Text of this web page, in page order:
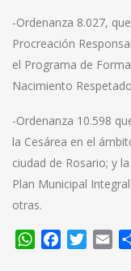
-Ordenanza 8.027,
Procreación
el Programa de
Nacimiento
-Ordenanza 10.598
la Cesárea en el
ciudad de Rosario; y
Plan Municipal
otras.
WhatsApp
FacebookTwitter